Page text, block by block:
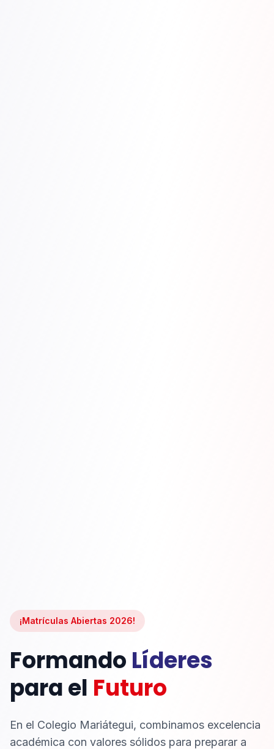
¡Matrículas Abiertas 2026!
Formando Líderes
para el Futuro
En el Colegio Mariátegui, combinamos excelencia
académica con valores sólidos para preparar a